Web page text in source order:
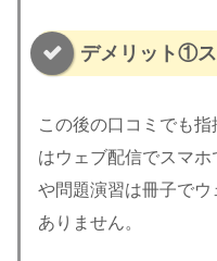
デメリット①
この後の口コミでも
はウェブ配信でスマ
や問題演習は冊子で
ありません。